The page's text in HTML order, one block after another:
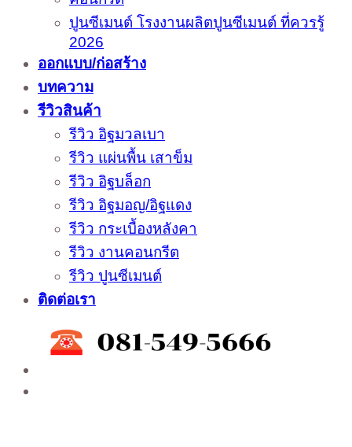
ปูนซีเมนต์ โรงงานผลิตปูนซีเมนต์ ที่ควรรู้
2026
ออกแบบ/ก่อสร้าง
บทความ
รีวิวสินค้า
รีวิว อิฐมวลเบา
รีวิว แผ่นพื้น เสาข็ม
รีวิว อิฐบล็อก
รีวิว อิฐมอญ/อิฐแดง
รีวิว กระเบื้องหลังคา
รีวิว งานคอนกรีต
รีวิว ปูนซีเมนต์
ติดต่อเรา